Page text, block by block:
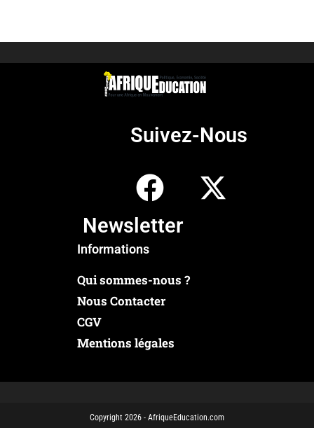
Suivez-Nous
Newsletter
Informations
Qui sommes-nous ?
Nous Contacter
CGV
Mentions légales
Copyright 2026 - AfriqueEducation.com